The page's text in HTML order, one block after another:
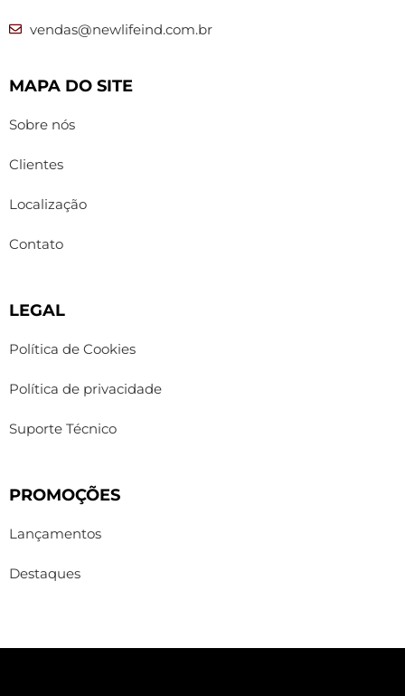
vendas@newlifeind.com.br
MAPA DO SITE
Sobre nós
Clientes
Localização
Contato
LEGAL
Política de Cookies
Política de privacidade
Suporte Técnico
PROMOÇÕES
Lançamentos
Destaques